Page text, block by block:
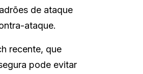
de ataque
ataque.
recente, que
pode evitar